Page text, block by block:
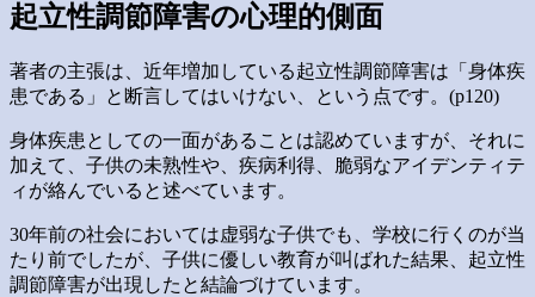
起立性調節障害の心理的側面
著者の主張は、近年増加している起立性調節障害は「身体疾
患である」と断言してはいけない、という点です。(p120)
身体疾患としての一面があることは認めていますが、それに
加えて、子供の未熟性や、疾病利得、脆弱なアイデンティテ
ィが絡んでいると述べています。
30年前の社会においては虚弱な子供でも、学校に行くのが当
たり前でしたが、子供に優しい教育が叫ばれた結果、起立性
調節障害が出現したと結論づけています。